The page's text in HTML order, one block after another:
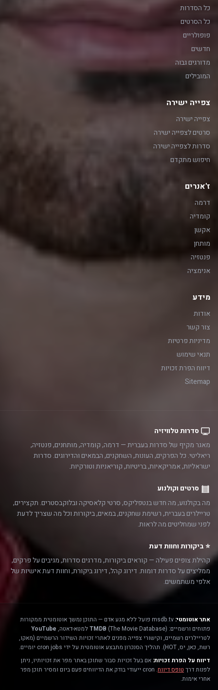
כל הסדרות
כל הסרטים
פופולריים
חדשים
מדורגים גבוה
המובילים
צפייה ישירה
צפייה ישירה
סרטים לצפייה ישירה
סדרות לצפייה ישירה
חיפוש מתקדם
ז'אנרים
דרמה
קומדיה
אקשן
מותחן
פנטזיה
אנימציה
מידע
אודות
צור קשר
מדיניות פרטיות
תנאי שימוש
דיווח הפרת זכויות
Sitemap
סדרות טלוויזיה
מאגר מקיף של סדרות בעברית — דרמה, קומדיה, מותחנים, פנטזיה,
ריאליטי. כל הפרקים, העונות, השחקנים, הבמאים והדירוגים. סדרות
ישראליות, אמריקאיות, בריטיות, קוריאניות וטורקיות.
סרטים וקולנוע
מה בקולנוע, מה חדש בנטפליקס, סרטי קלאסיקה ובלוקבסטרים. תקצירים,
טריילרים בעברית, רשימת שחקנים, במאים, ביקורות וכל מה שצריך לדעת
לפני שמחליטים מה לראות.
⭐ ביקורות וחוות דעת
קהילת צופים פעילה — קוראים ביקורות, מדרגים סדרות, מגיבים על פרקים,
ממליצים על סדרות דומות. דירוג קהל, דירוג ביקורת, וחוות דעת אישיות של
אלפי משתמשים.
אתר אוטומטי:
msdb.tv פועל ללא מגע אדם — התוכן נמשך אוטומטית ממקורות
פתוחים ורשמיים:
TMDB (The Movie Database) למטא-דאטה,
YouTube
לטריילרים רשמיים, וקישורי צפייה מפנים לאתרי זכויות השידור הרשמיים (מאקו,
רשת, כאן, יס, HOT). תהליך הסנכרון מתבצע אוטומטית על ידי cron jobs יומיים.
דיווח על הפרת זכויות: אם בעל זכויות סבור שתוכן באתר מפר את זכויותיו, ניתן
לפנות דרך טופס דיווח
. cron ייעודי בודק את הדיווחים פעם ביום ומסיר תוכן מפר
אחרי אימות.